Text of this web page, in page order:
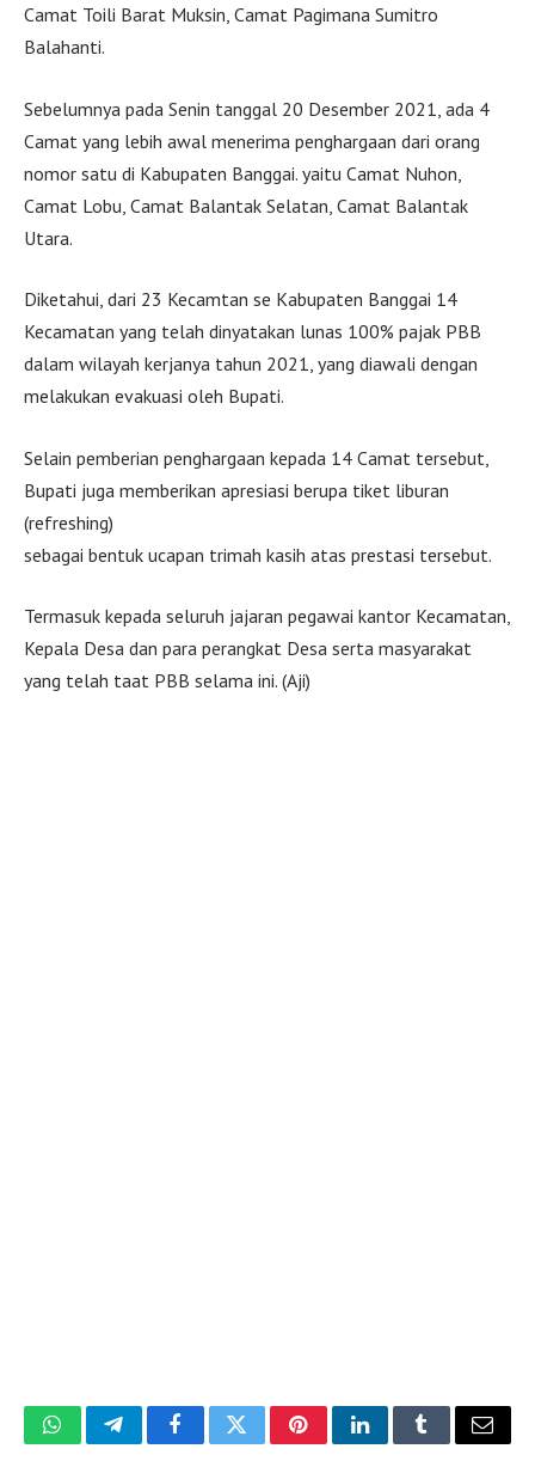
Camat Toili Barat Muksin, Camat Pagimana Sumitro
Balahanti.
Sebelumnya pada Senin tanggal 20 Desember 2021, ada 4
Camat yang lebih awal menerima penghargaan dari orang
nomor satu di Kabupaten Banggai. yaitu Camat Nuhon,
Camat Lobu, Camat Balantak Selatan, Camat Balantak
Utara.
Diketahui, dari 23 Kecamtan se Kabupaten Banggai 14
Kecamatan yang telah dinyatakan lunas 100% pajak PBB
dalam wilayah kerjanya tahun 2021, yang diawali dengan
melakukan evakuasi oleh Bupati.
Selain pemberian penghargaan kepada 14 Camat tersebut,
Bupati juga memberikan apresiasi berupa tiket liburan
(refreshing)
sebagai bentuk ucapan trimah kasih atas prestasi tersebut.
Termasuk kepada seluruh jajaran pegawai kantor Kecamatan,
Kepala Desa dan para perangkat Desa serta masyarakat
yang telah taat PBB selama ini. (Aji)
WhatsAppTelegramFacebookTwitterPinterestLinkedInTumblrEmail